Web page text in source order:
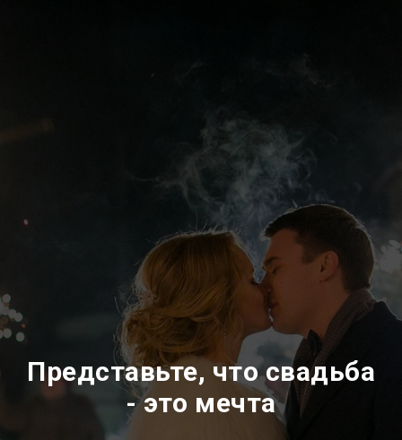
Представьте, что свадьба
- это мечта